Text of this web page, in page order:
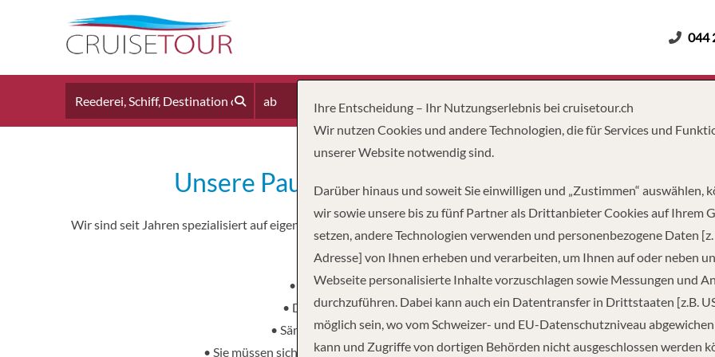
044
ab Erwachsene Kinder
Unsere Pauschalreisen – einfach und bequem
Wir sind seit Jahren spezialisiert auf eigene Pauschalreisen. Worin sehen wir für Sie in dieser Reiseform einen
Vorteile mit sich bringt:
• Sie profitieren von einem unvergleichbaren Preisvorteil dank eingekauften
• Der Preis ist zudem transparent. Es wird deutlich aufgezeigt, was inklusive ist
• Sämtliche Reisen beinhalten ein komplettes «Paket». Ihre Reise startet und
• Sie müssen sich um «nichts» kümmern, keine Transfers, keine Hotelübernachtungen, keine
Ihre Entscheidung – Ihr Nutzungserlebnis bei cruisetour.ch
Wir nutzen Cookies und andere Technologien, die für Services und
unserer Website notwendig sind.
Darüber hinaus und soweit Sie einwilligen und „Zustimmen“ auswählen,
wir sowie unsere bis zu fünf Partner als Drittanbieter Cookies auf Ihrem
setzen, andere Technologien verwenden und personenbezogene Daten [z.
Adresse] von Ihnen erheben und verarbeiten, um Ihnen auf oder neben
Webseite personalisierte Inhalte vorzuschlagen sowie Messungen und
durchzuführen. Dabei kann auch ein Datentransfer in Drittstaaten [z.B.
möglich sein, wo vom Schweizer- und EU-Datenschutzniveau
kann und Zugriffe von dortigen Behörden nicht ausgeschlossen werden